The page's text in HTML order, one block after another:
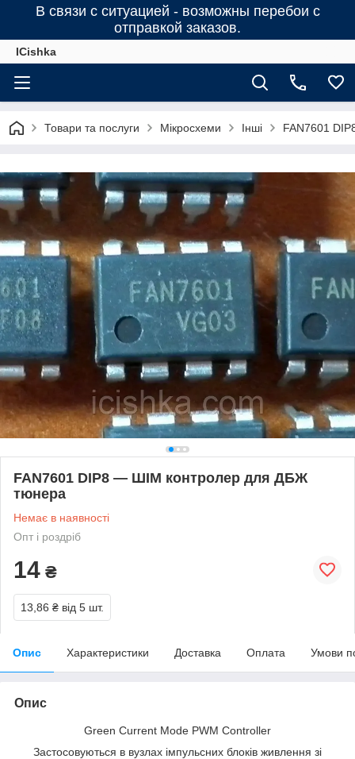
В связи с ситуацией - возможны перебои с
отправкой заказов.
ICishka
Товари та послуги Мікросхеми Інші FAN7601
FAN7601 DIP8 — ШІМ контролер для ДБЖ
тюнера
Немає в наявності
Опт і роздріб
14 ₴
13,86 ₴ від 5 шт.
Опис Характеристики Доставка Оплата Умови
Опис
Green Current Mode PWM Controller
Застосовуються в вузлах імпульсних блоків живлення зі